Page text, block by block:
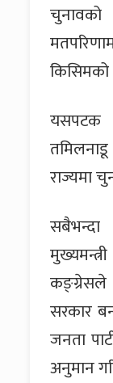
यसपटक
राज्यमा
कङ्ग्रेसले
सरकार
जनता
अनुमान